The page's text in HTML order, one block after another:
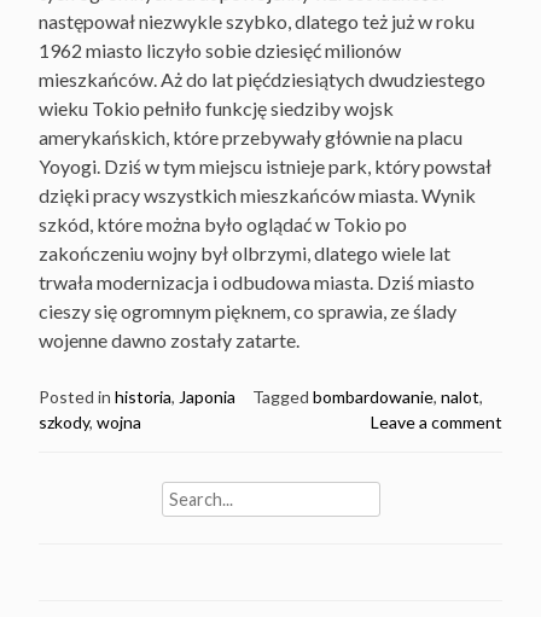
następował niezwykle szybko, dlatego też już w roku
1962 miasto liczyło sobie dziesięć milionów
mieszkańców. Aż do lat pięćdziesiątych dwudziestego
wieku Tokio pełniło funkcję siedziby wojsk
amerykańskich, które przebywały głównie na placu
Yoyogi. Dziś w tym miejscu istnieje park, który powstał
dzięki pracy wszystkich mieszkańców miasta. Wynik
szkód, które można było oglądać w Tokio po
zakończeniu wojny był olbrzymi, dlatego wiele lat
trwała modernizacja i odbudowa miasta. Dziś miasto
cieszy się ogromnym pięknem, co sprawia, ze ślady
wojenne dawno zostały zatarte.
Posted in historia, Japonia Tagged bombardowanie, nalot,
szkody, wojna Leave a comment
Search
for: